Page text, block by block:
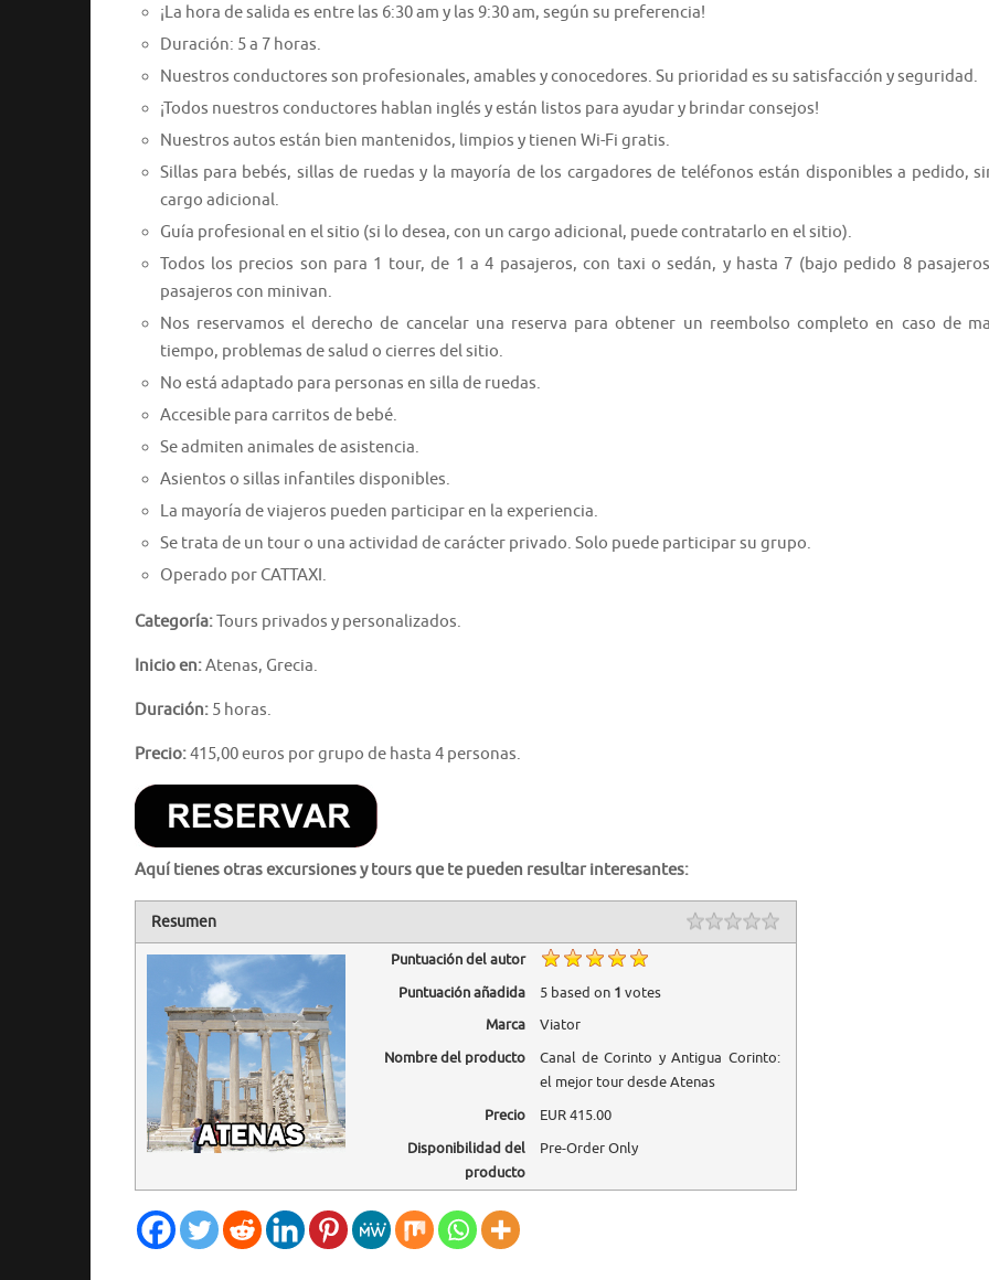
¡La hora de salida es entre las 6:30 am y las 9:30 am, según su preferencia!
Duración: 5 a 7 horas.
Nuestros conductores son profesionales, amables y conocedores. Su prioridad es su satisfacción y seguridad.
¡Todos nuestros conductores hablan inglés y están listos para ayudar y brindar consejos!
Nuestros autos están bien mantenidos, limpios y tienen Wi-Fi gratis.
Sillas para bebés, sillas de ruedas y la mayoría de los cargadores de teléfonos están disponibles a pedido,
cargo adicional.
Guía profesional en el sitio (si lo desea, con un cargo adicional, puede contratarlo en el sitio).
Todos los precios son para 1 tour, de 1 a 4 pasajeros, con taxi o sedán, y hasta 7 (bajo pedido 8
pasajeros con minivan.
Nos reservamos el derecho de cancelar una reserva para obtener un reembolso completo en caso de
tiempo, problemas de salud o cierres del sitio.
No está adaptado para personas en silla de ruedas.
Accesible para carritos de bebé.
Se admiten animales de asistencia.
Asientos o sillas infantiles disponibles.
La mayoría de viajeros pueden participar en la experiencia.
Se trata de un tour o una actividad de carácter privado. Solo puede participar su grupo.
Operado por CATTAXI.
Categoría:Tours privados y personalizados.
Inicio en:Atenas, Grecia.
Duración: 5 horas.
Precio:415,00 euros por grupo de hasta 4 personas.
Aquí tienes otras excursiones y tours que te pueden resultar interesantes:
Resumen
Puntuación del autor
Puntuación añadida
5based on 1 votes
Marca
Viator
Nombre del producto
Canal de Corinto y Antigua Corinto:
el mejor tour desde Atenas
Precio
EUR415.00
Disponibilidad del
producto
Pre-Order Only